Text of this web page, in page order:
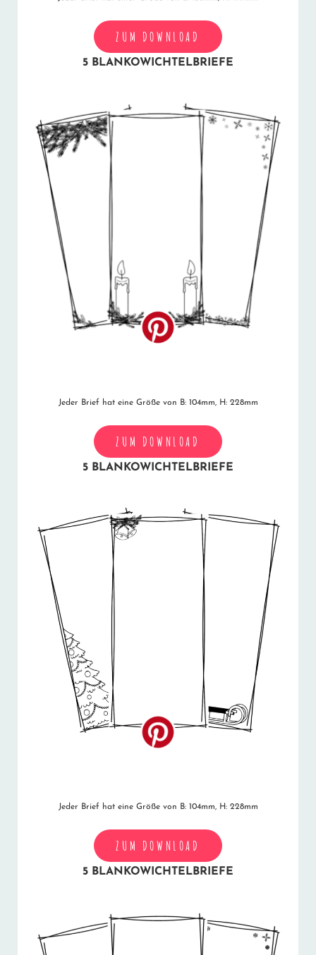
ZUM DOWNLOAD
5 BLANKOWICHTELBRIEFE
Jeder Brief hat eine Größe von B: 104mm, H: 228mm
ZUM DOWNLOAD
5 BLANKOWICHTELBRIEFE
Jeder Brief hat eine Größe von B: 104mm, H: 228mm
ZUM DOWNLOAD
5 BLANKOWICHTELBRIEFE